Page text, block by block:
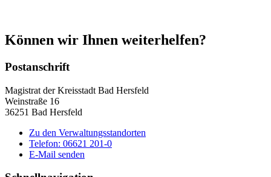
Können wir Ihnen weiterhelfen?
Postanschrift
Magistrat der Kreisstadt Bad Hersfeld
Weinstraße 16
36251 Bad Hersfeld
Zu den Verwaltungsstandorten
Telefon: 06621 201-0
E-Mail senden